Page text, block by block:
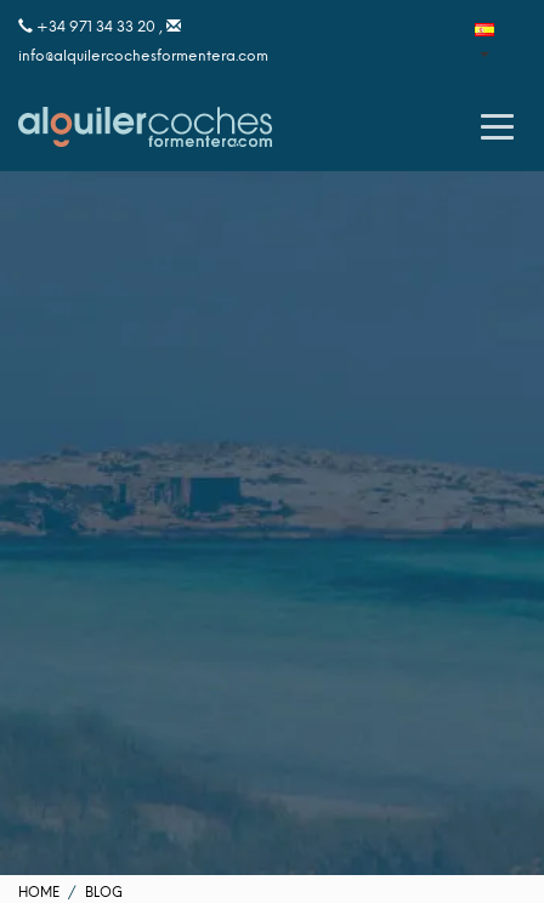
+34 971 34 33 20 ,
info@alquilercochesformentera.com
HOME BLOG